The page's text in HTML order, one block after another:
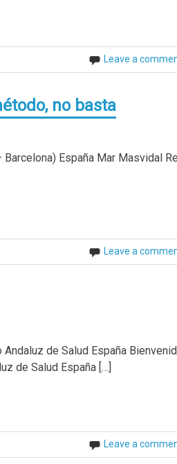
Leave a
no basta
Barcelona) España Mar Masvidal
Leave a
de Salud España
de Salud España […]
Leave a